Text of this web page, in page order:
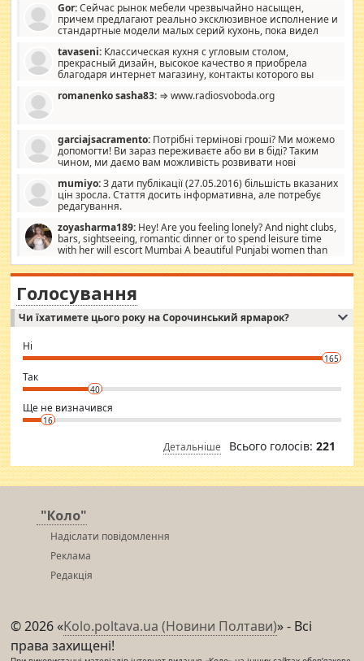
Gor:Сейчас рынок мебели чрезвычайно насыщен,
причем предлагают реально эксклюзивное исполнение и
стандартные модели малых серий кухонь, пока видел
стандартные формы, в MebelOk, креативненько и что главное -
со вкусом все в порядке, без ненужных наворотов удорожающих
мебель, а это не последний фактор.
tavaseni: Классическая кухня с угловым столом,
прекрасный дизайн, высокое качество я приобрела
благодаря интернет магазину, контакты которого вы
romanenko sasha83: ⇒ www.radiosvoboda.org
garciajsacramento: Потрібні термінові гроші? Ми можемо
допомогти! Ви зараз переживаєте або ви в біді? Таким
чином, ми даємо вам можливість розвивати нові
допомагати людям, які намагаються дати їм шанс. Кожен
заслуговує на другий шанс, і, оскільки влада не зможе, вони
повинні приймати від інших. Для нас нема багато суми, і зрілість
витрат, а тільки узгоджених сум і нічого іншого. Не чекайте і не
коментуйте цей пост. Введіть суму, яку ви хочете подати, і ми
зв'яжемося з вами з усіма варіантами. зв'яжіться з нами
сьогодні на garciajsacramento@gmail.com Вам потрібні термінові
гроші? Ми можемо допомогти!
mumiyo:З дати публікації (27.05.2016) більшість вказаних
цін зросла. Стаття досить інформативна, але потребує
редагування.
zoyasharma189: Hey! Are you feeling lonely? And night clubs,
bars, sightseeing, romantic dinner or to spend leisure time
with her will escort Mumbai A beautiful Punjabi women than
sexy escort companion in arms that you guys feel like 5 star luxury
hotel had to spend the night in their search for loved solitaire free
woman "Love Solitaire" beautiful figure and shapely body shapes.
Independent escort in Mumbai, truthful, friendly and cheerful girl.
WhatsApp via an easily can see the latest pictures of her body and the
want to meet new people. Sakshi Mirchandani health and figure
conscious in order to keep yourself fit and regularly go to the health
club.
⇒ sakshimirchandani.com
Голосування
Чи їхатимете цього року на Сорочинський ярмарок?
Ні
165
Так
40
Ще не визначився
16
Детальніше Всього голосів: 221
"Коло"
Надіслати повідомлення
Реклама
Редакція
© 2026 «Kolo.poltava.ua (Новини Полтави)» - Всі
права захищені!